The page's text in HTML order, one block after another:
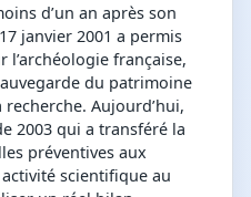
d’un an après son
janvier 2001 a permis
l’archéologie française,
du patrimoine
Aujourd’hui,
2003 qui a transféré la
préventives aux
scientifique au